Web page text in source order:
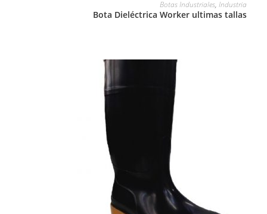
Botas Industriales,Industria
Bota Dieléctrica Worker ultimas tallas